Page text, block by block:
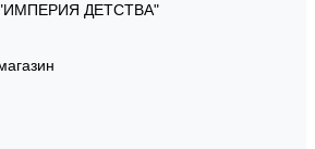
ДЕТСТВА"